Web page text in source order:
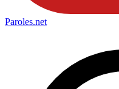
Paroles.net